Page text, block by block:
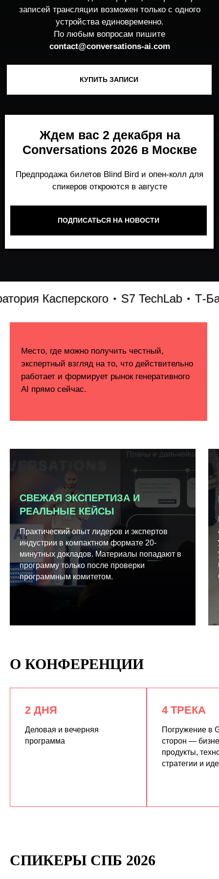
Ждем вас 2 декабря на
Conversations 2026 в Москве
ПОДПИСАТЬСЯ НА НОВОСТИ
Касперского S7 TechLab Т-Банк
Место, где можно получить честный,
работает и формирует рынок генеративного
СВЕЖАЯ ЭКСПЕРТИЗА И
РЕАЛЬНЫЕ КЕЙСЫ
Практический опыт лидеров и экспертов
индустрии в компактном формате 20-
минутных докладов. Материалы попадают в
программу только после проверки
программным комитетом.
О КОНФЕРЕНЦИИ
2 ДНЯ
Деловая и вечерняя
программа
4 ТРЕКА
Погружение в
сторон —
продукты,
стратегии и
СПИКЕРЫ СПБ 2026